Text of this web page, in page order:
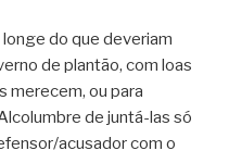
do que deveriam
de plantão, com loas
merecem, ou para
de juntá-las só
acusador com o